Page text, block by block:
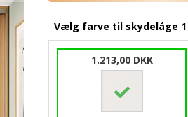
Vælg farve til skydelåge 1
1.213,00 DKK